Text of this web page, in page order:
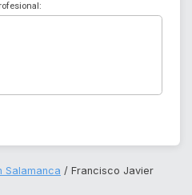
Salamanca
Francisco Javier